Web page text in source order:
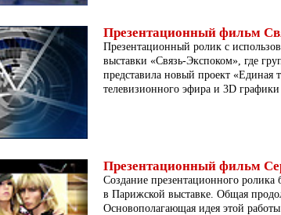
Презентационный фильм
Презентационный ролик с
выставки «Связь-Экспоком», где
представила новый проект «Единая
телевизионного эфира и 3D
Презентационный фильм
Создание презентационного ролика
в Парижской выставке. Общая
Основополагающая идея этой